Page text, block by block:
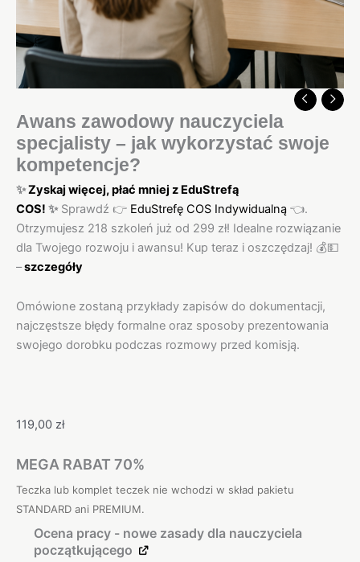
Awans zawodowy nauczyciela
specjalisty – jak wykorzystać swoje
kompetencje?
✨Zyskaj więcej, płać mniej z EduStrefą
COS! ✨Sprawdź 👉 EduStrefę COS Indywidualną 👈.
Otrzymujesz 218 szkoleń już od 299 zł! Idealne rozwiązanie
dla Twojego rozwoju i awansu! Kup teraz i oszczędzaj! 💰💵
–szczegóły
Omówione zostaną przykłady zapisów do dokumentacji,
najczęstsze błędy formalne oraz sposoby prezentowania
swojego dorobku podczas rozmowy przed komisją.
119,00 zł
MEGA RABAT 70%
Teczka lub komplet teczek nie wchodzi w skład pakietu
STANDARD ani PREMIUM.
Ocena pracy - nowe zasady dla nauczyciela
początkującego